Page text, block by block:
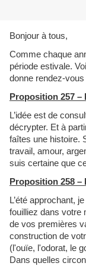
Bonjour à tous,
Comme chaque
période estivale.
donne rendez-
Proposition 257
L’idée est de
décrypter. Et à
faîtes une histoire.
travail, amour,
suis certaine que
Proposition 258 –
L’été approchant,
fouilliez dans votre
de vos premières
construction de
(l'ouïe, l'odorat, le
Dans quelles